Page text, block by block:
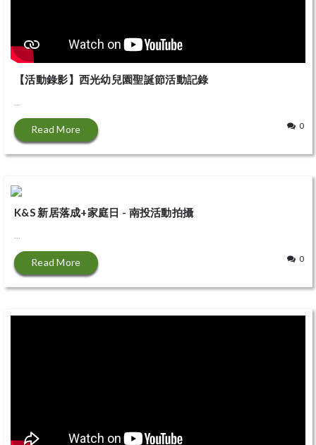
【活動錄影】西光幼兒園聖誕節活動記錄
...
Read More 0
K&S 新居落成+家庭日 - 南投活動拍攝
...
Read More 0